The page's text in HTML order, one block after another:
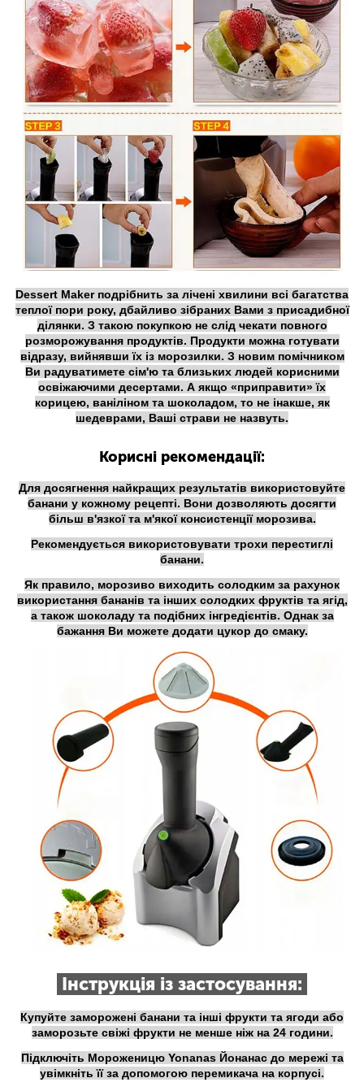
Dessert Maker подрібнить за лічені хвилини всі багатства
теплої пори року, дбайливо зібраних Вами з присадибної
ділянки. З такою покупкою не слід чекати повного
розморожування продуктів. Продукти можна готувати
відразу, вийнявши їх із морозилки. З новим помічником
Ви радуватимете сім'ю та близьких людей корисними
освіжаючими десертами. А якщо «приправити» їх
корицею, ваніліном та шоколадом, то не інакше, як
шедеврами, Ваші страви не назвуть.
Корисні рекомендації:
Для досягнення найкращих результатів використовуйте
банани у кожному рецепті. Вони дозволяють досягти
більш в'язкої та м'якої консистенції морозива.
Рекомендується використовувати трохи перестиглі
банани.
Як правило, морозиво виходить солодким за рахунок
використання бананів та інших солодких фруктів та ягід,
а також шоколаду та подібних інгредієнтів. Однак за
бажання Ви можете додати цукор до смаку.
Інструкція із застосування:
Купуйте заморожені банани та інші фрукти та ягоди або
заморозьте свіжі фрукти не менше ніж на 24 години.
Підключіть Мороженицю Yonanas Йонанас до мережі та
увімкніть її за допомогою перемикача на корпусі.